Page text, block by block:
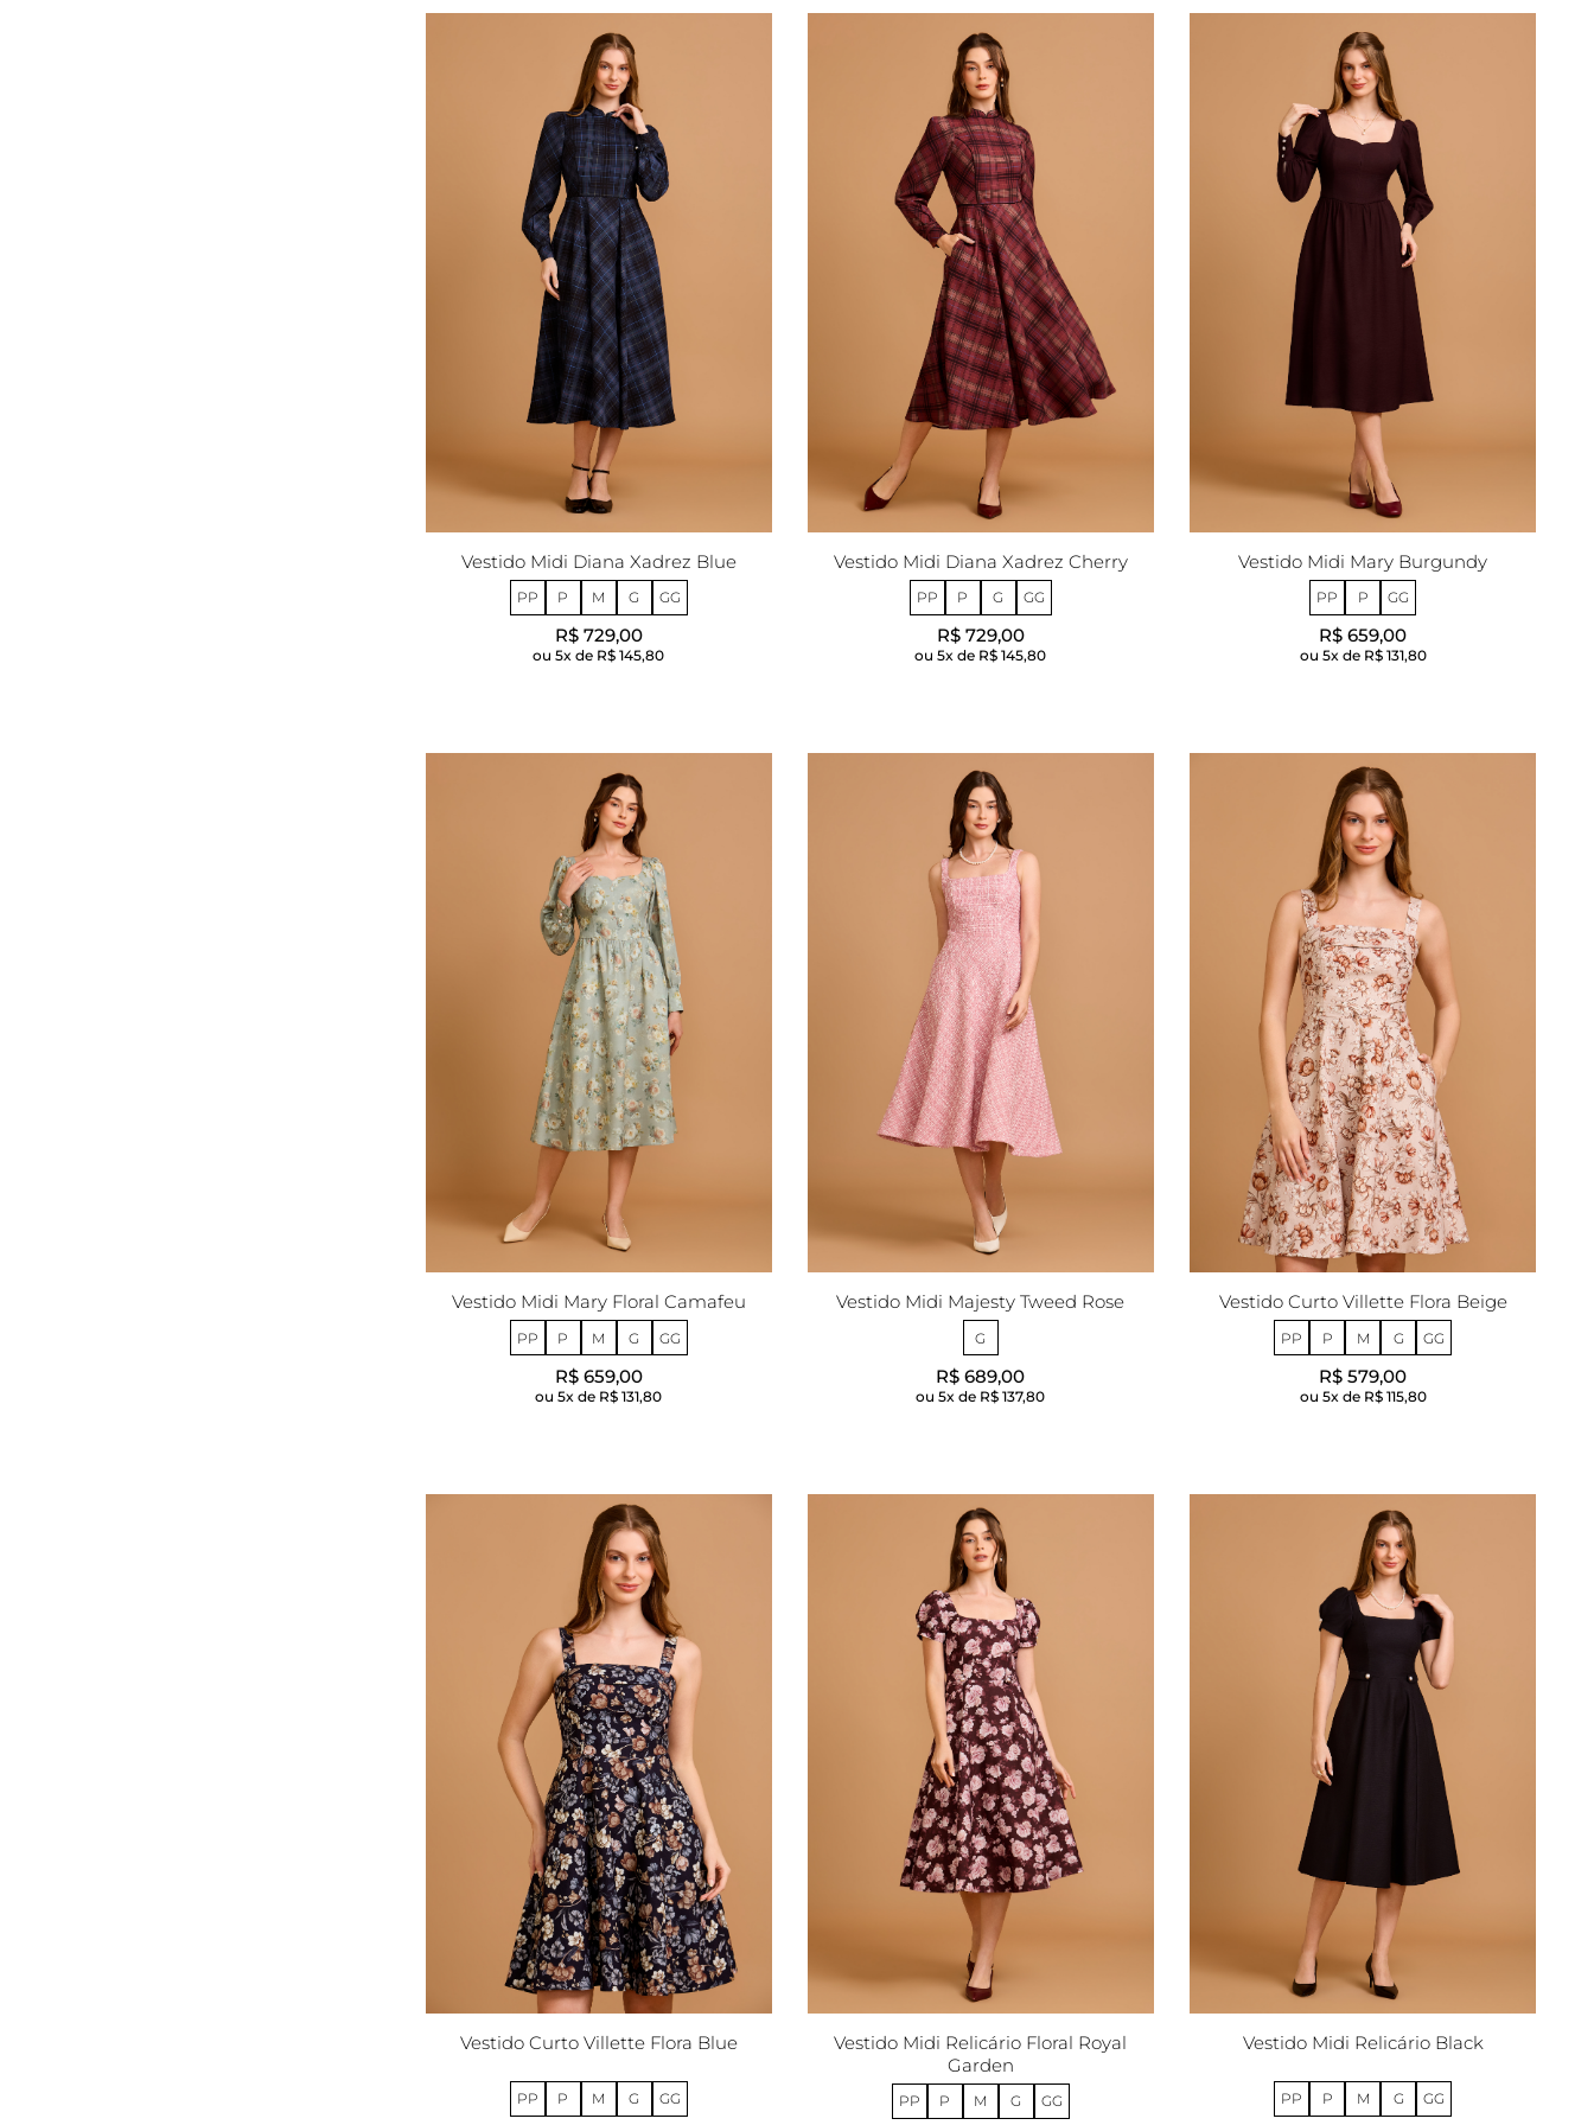
Vestido Midi Diana Xadrez Blue
R$ 729,00
5x de R$ 145,80
PP P M G GG
Vestido Midi Diana Xadrez Cherry
R$ 729,00
5x de R$ 145,80
PP P G GG
Vestido Midi Mary Burgundy
R$ 659,00
5x de R$ 131,80
PP P GG
Vestido Midi Mary Floral Camafeu
R$ 659,00
5x de R$ 131,80
PP P M G GG
Vestido Midi Majesty Tweed Rose
R$ 689,00
5x de R$ 137,80
G
Vestido Curto Villette Flora Beige
R$ 579,00
5x de R$ 115,80
PP P M G GG
Vestido Curto Villette Flora Blue
PP P M G GG
Vestido Midi Relicário Floral Royal
Garden
PP P M G GG
Vestido Midi Relicário Black
PP P M G GG